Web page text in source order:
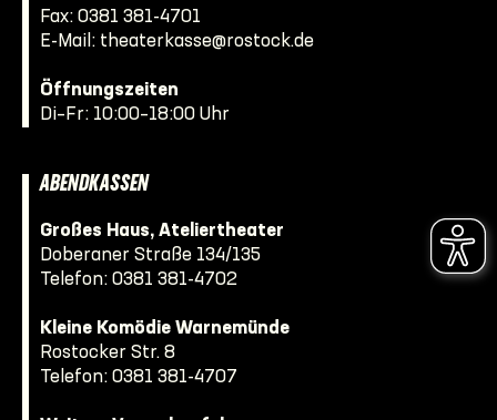
Fax: 0381 381-4701
E-Mail: theaterkasse@rostock.de
Öffnungszeiten
Di–Fr: 10:00–18:00 Uhr
ABENDKASSEN
Großes Haus, Ateliertheater
Doberaner Straße 134/135
Telefon: 0381 381-4702
Kleine Komödie Warnemünde
Rostocker Str. 8
Telefon: 0381 381-4707